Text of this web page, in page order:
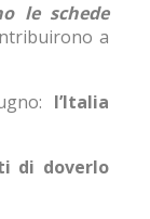
le schede
a
l’Italia
di doverlo